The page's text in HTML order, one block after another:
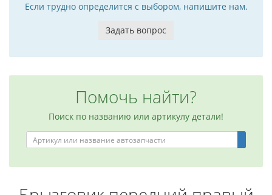
Если трудно определится с выбором, напишите нам.
Задать вопрос
Помочь найти?
Поиск по названию или артикулу детали!